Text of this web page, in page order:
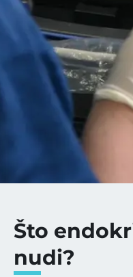
Što
nudi?